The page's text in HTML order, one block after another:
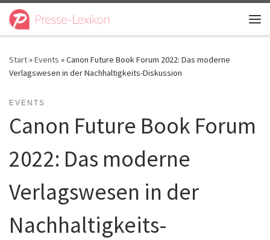
Zum Inhalt springen
Start»Events »Canon Future Book Forum 2022: Das moderne
Verlagswesen in der Nachhaltigkeits-Diskussion
EVENTS
Canon Future Book Forum
2022: Das moderne
Verlagswesen in der
Nachhaltigkeits-